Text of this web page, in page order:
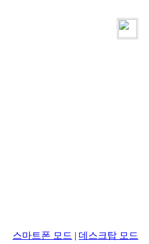
스마트폰 모드 | 데스크탑 모드